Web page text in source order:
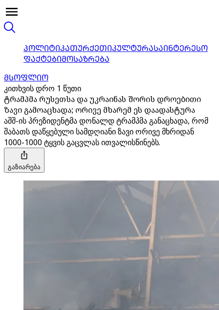
ᲞᲝᲚᲘᲢᲘᲙᲐᲗᲣᲠᲥᲔᲗᲘᲙᲣᲚᲢᲣᲠᲐᲡᲐᲘᲜᲢᲔᲠᲔᲡᲝ
ᲤᲐᲥᲢᲔᲑᲘᲛᲝᲡᲐᲖᲠᲔᲑᲐ
ᲛᲡᲝᲤᲚᲘᲝ
კითხვის დრო 1 წუთი
ტრამპმა რუსეთსა და უკრაინას შორის დროებითი
ზავი გამოაცხადა; ორივე მხარემ ეს დაადასტურა
აშშ-ის პრეზიდენტმა დონალდ ტრამპმა განაცხადა, რომ
შაბათს დაწყებული სამდღიანი ზავი ორივე მხრიდან
1000-1000 ტყვის გაცვლას ითვალისწინებს.
გაზიარება